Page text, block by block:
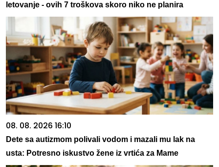
letovanje - ovih 7 troškova skoro niko ne planira
08. 08. 2026 16:10
Dete sa autizmom polivali vodom i mazali mu lak na
usta: Potresno iskustvo žene iz vrtića za Mame